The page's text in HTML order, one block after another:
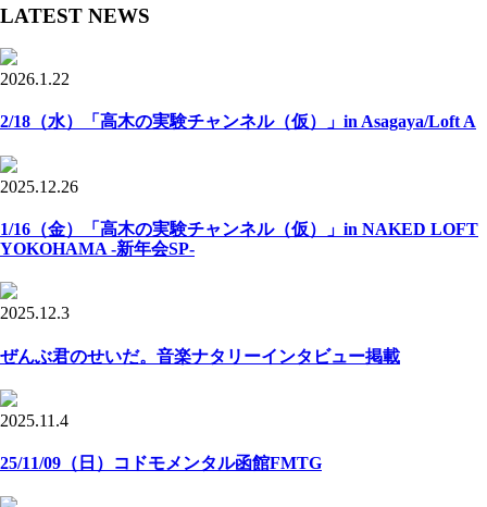
LATEST NEWS
2026.1.22
2/18（水）「高木の実験チャンネル（仮）」in Asagaya/Loft A
2025.12.26
1/16（金）「高木の実験チャンネル（仮）」in NAKED LOFT
YOKOHAMA -新年会SP-
2025.12.3
ぜんぶ君のせいだ。音楽ナタリーインタビュー掲載
2025.11.4
25/11/09（日）コドモメンタル函館FMTG